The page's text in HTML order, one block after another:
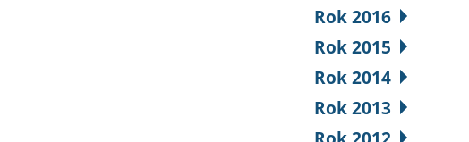
Rok 2016
Rok 2015
Rok 2014
Rok 2013